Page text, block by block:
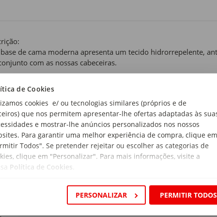
de Cookies
cookies e/ ou tecnologias similares (próprios e de
que nos permitem apresentar-lhe ofertas adaptadas às
e mostrar-lhe anúncios personalizados nos nossos
Para garantir uma melhor experiência de compra, clique em
Todos". Se pretender rejeitar ou escolher as categorias de
clique em "Personalizar". Para mais informações, visite a
Política de Cookies
PERSONALIZAR PERMITIR TODOS
base de cama moderna apresenta um tecido hidrorrepelente,
com as nossas cabeceiras.
Casal
(ripas e estrutura), metal (pés), tecido (revestimento exterior)
x Largura x Altura: 190 x 140 x 30 cm